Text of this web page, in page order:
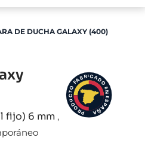
DE DUCHA GALAXY (400)
fijo) 6 mm ,
P
R
O
D
U
C
T
O
FABRICADO
E
N
E
S
P
A
Ñ
A